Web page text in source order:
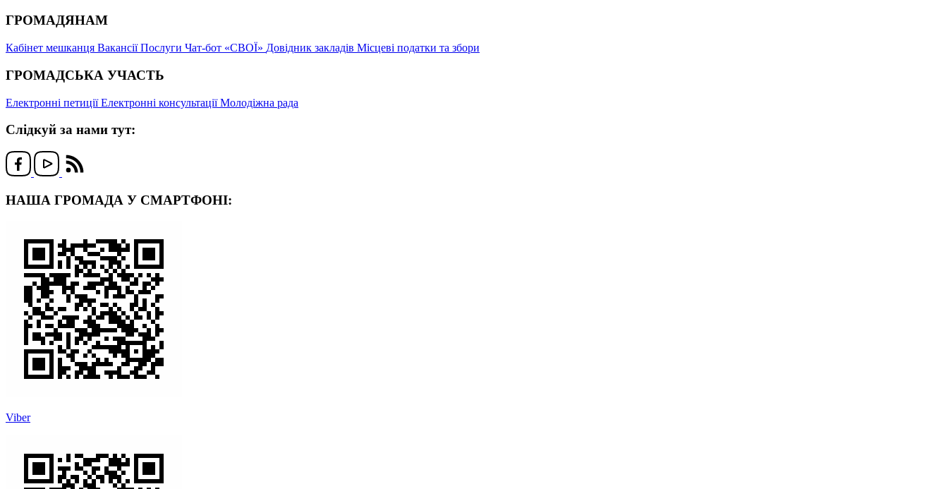
ГРОМАДЯНАМ
Кабінет мешканця ВакансіїПослуги Чат-бот «СВОЇ» Довідник закладів Місцеві податки та збори
ГРОМАДСЬКА УЧАСТЬ
Електронні петиціїЕлектронні консультаціїМолодіжна рада
Слідкуй за нами тут:
НАША ГРОМАДА У СМАРТФОНІ:
Viber